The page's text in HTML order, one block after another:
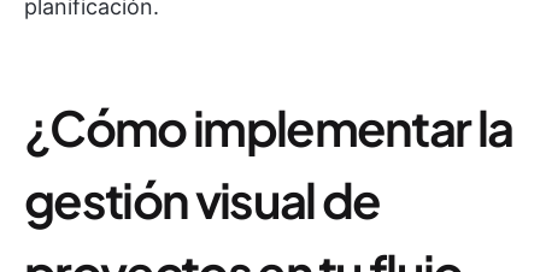
planificación.
¿Cómo implementar la
gestión visual de